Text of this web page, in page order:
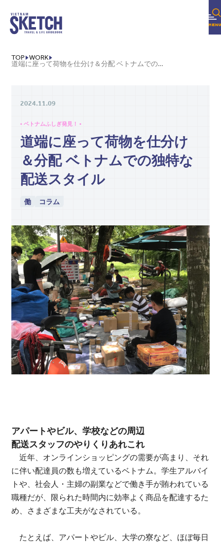
TOP WORK
道端に座って荷物を仕分け＆分配 ベトナムでの独特な配送スタイル
2024.11.09
• ベトナムふしぎ発見！ •
道端に座って荷物を仕分け
＆分配 ベトナムでの独特な
配送スタイル
働 コラム
アパートやビル、学校などの周辺
配送スタッフのやりくりあれこれ
近年、オンラインショッピングの需要が高まり、それ
に伴い配達員の数も増えているベトナム。学生アルバイ
トや、社会人・主婦の副業などで働き手が賄われている
職種だが、限られた時間内に効率よく商品を配達するた
め、さまざまな工夫がなされている。
たとえば、アパートやビル、大学の寮など、ほぼ毎日